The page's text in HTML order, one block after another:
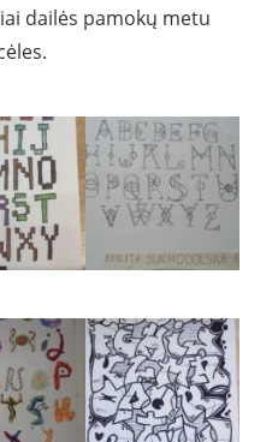
dailės pamokų metu